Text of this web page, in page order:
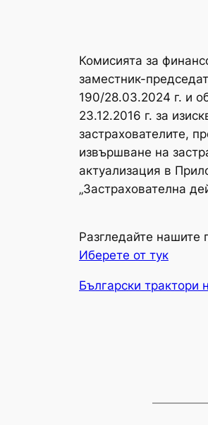
Комисията за
заместник-
190/28.03.2024 г. и
23.12.2016 г. за
застрахователите,
извършване на
актуализация в
„Застрахователна
Разгледайте нашите
Иберете от тук
Български трактори